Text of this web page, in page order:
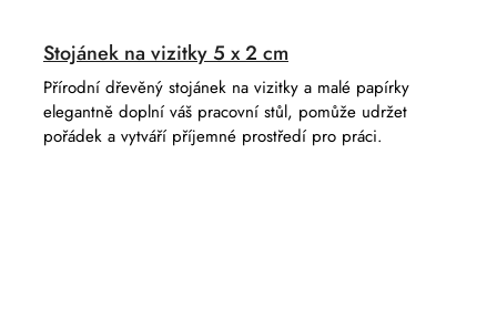
Stojánek na vizitky 5 x 2 cm
Přírodní dřevěný stojánek na vizitky a malé papírky
elegantně doplní váš pracovní stůl, pomůže udržet
pořádek a vytváří příjemné prostředí pro práci.